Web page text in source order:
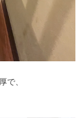
で、